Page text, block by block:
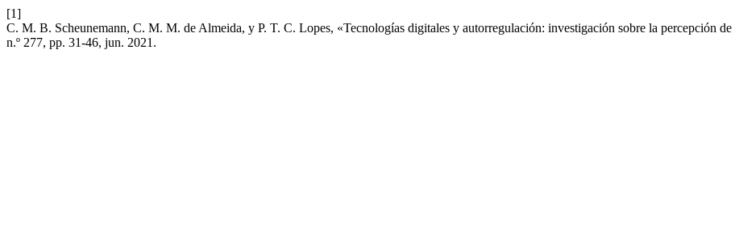
[1]
C. M. B. Scheunemann, C. M. M. de Almeida, y P. T. C. Lopes, «Tecnologías digitales y autorregulación: investigación sobre la percepción de
n.º 277, pp. 31-46, jun. 2021.